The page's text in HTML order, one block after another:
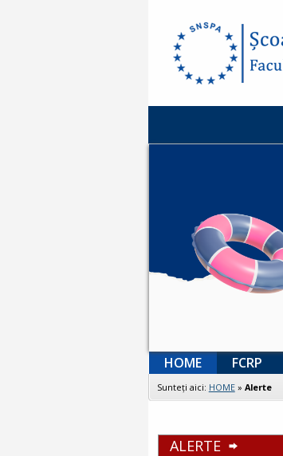
HOME FCRP
Sunteţi aici: HOME» Alerte
ALERTE